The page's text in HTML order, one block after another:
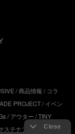
商品情報
コラ
PROJECT イベン
アウター TINY
ステナブル UR